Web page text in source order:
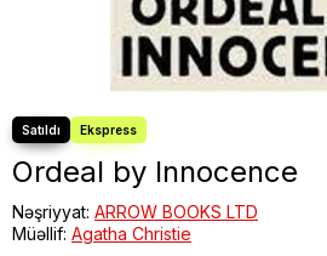
Ordeal by Innocence
Nəşriyyat: ARROW BOOKS LTD
Müəllif: Agatha Christie